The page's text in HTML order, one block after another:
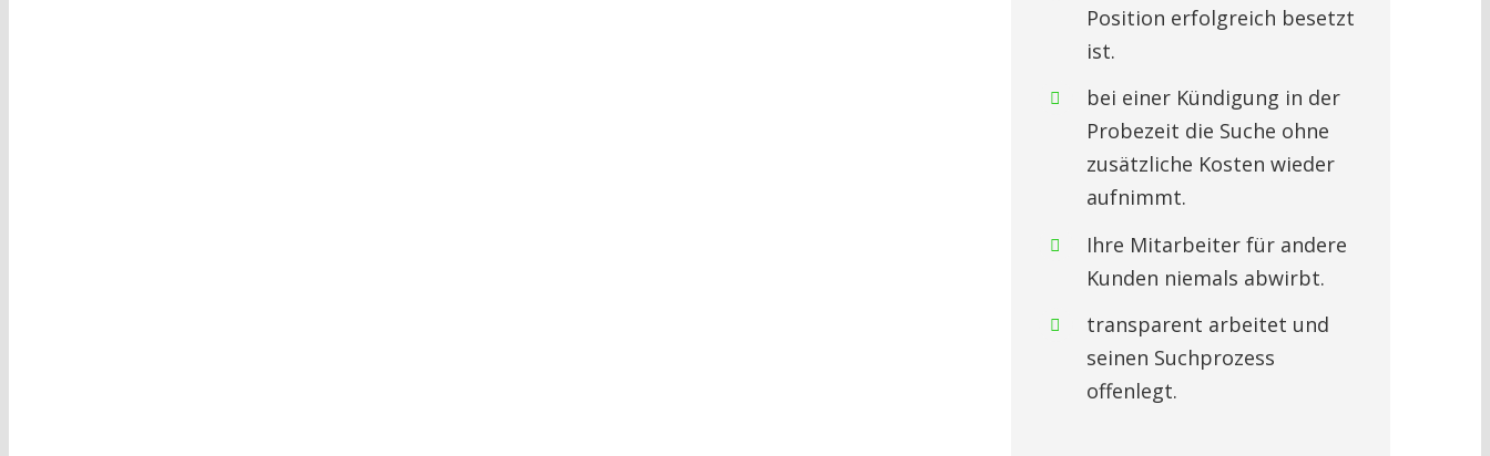
Position erfolgreich besetzt
ist.
bei einer Kündigung in der
Probezeit die Suche ohne
zusätzliche Kosten wieder
aufnimmt.
Ihre Mitarbeiter für andere
Kunden niemals abwirbt.
transparent arbeitet und
seinen Suchprozess
offenlegt.